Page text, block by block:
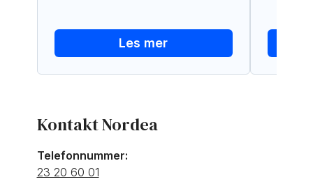
Les mer
Kontakt Nordea
Telefonnummer:
23 20 60 01